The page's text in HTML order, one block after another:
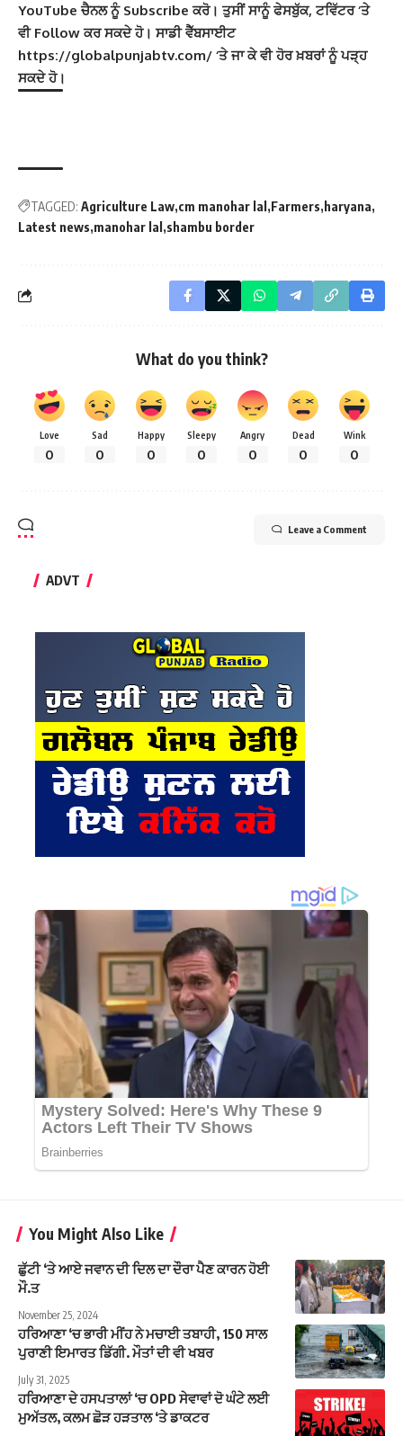
YouTube ਚੈਨਲ ਨੂੰ Subscribe ਕਰੋ। ਤੁਸੀਂ ਸਾਨੂੰ ਫੇਸਬੁੱਕ, ਟਵਿੱਟਰ ‘ਤੇ
ਵੀ Follow ਕਰ ਸਕਦੇ ਹੋ। ਸਾਡੀ ਵੈੱਬਸਾਈਟ
https://globalpunjabtv.com/ ‘ਤੇ ਜਾ ਕੇ ਵੀ ਹੋਰ ਖ਼ਬਰਾਂ ਨੂੰ ਪੜ੍ਹ
ਸਕਦੇ ਹੋ।
TAGGED: Agriculture Law cm manohar lal Farmers haryana
Latest news manohar lal shambu border
What do you think?
Love
0
Sad
0
Happy
0
Sleepy
0
Angry
0
Dead
0
Wink
0
Leave a Comment
ADVT
You Might Also Like
ਛੁੱਟੀ ‘ਤੇ ਆਏ ਜਵਾਨ ਦੀ ਦਿਲ ਦਾ ਦੌਰਾ ਪੈਣ ਕਾਰਨ ਹੋਈ
ਮੌ.ਤ
November 25, 2024
ਹਰਿਆਣਾ ‘ਚ ਭਾਰੀ ਮੀਂਹ ਨੇ ਮਚਾਈ ਤਬਾਹੀ, 150 ਸਾਲ
ਪੁਰਾਣੀ ਇਮਾਰਤ ਡਿੱਗੀ. ਮੌਤਾਂ ਦੀ ਵੀ ਖਬਰ
July 31, 2025
ਹਰਿਆਣਾ ਦੇ ਹਸਪਤਾਲਾਂ ‘ਚ OPD ਸੇਵਾਵਾਂ ਦੋ ਘੰਟੇ ਲਈ
ਮੁਅੱਤਲ, ਕਲਮ ਛੋੜ ਹੜਤਾਲ ‘ਤੇ ਡਾਕਟਰ